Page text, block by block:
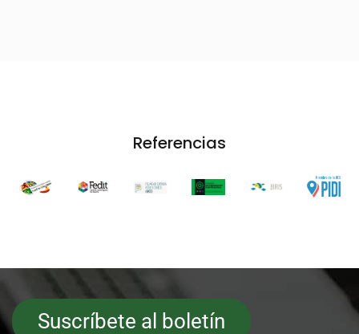
Referencias
Suscríbete al boletín